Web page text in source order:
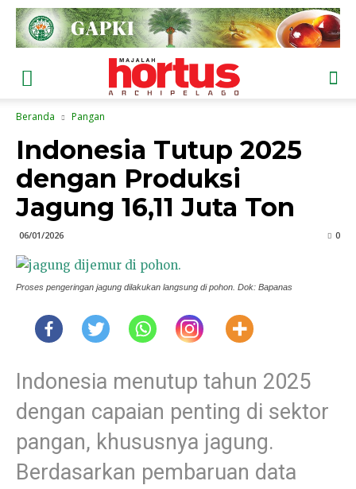
Beranda Pangan
Indonesia Tutup 2025
dengan Produksi
Jagung 16,11 Juta Ton
06/01/2026 0
Proses pengeringan jagung dilakukan langsung di pohon. Dok: Bapanas
Indonesia menutup tahun 2025
dengan capaian penting di sektor
pangan, khususnya jagung.
Berdasarkan pembaruan data